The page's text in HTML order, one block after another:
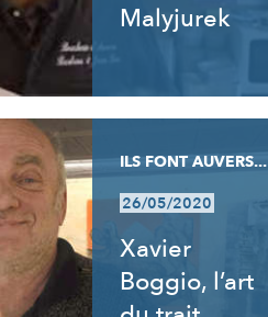
Malyjurek
ILS FONT AUVERS...
26/05/2020
Xavier
Boggio, l’art